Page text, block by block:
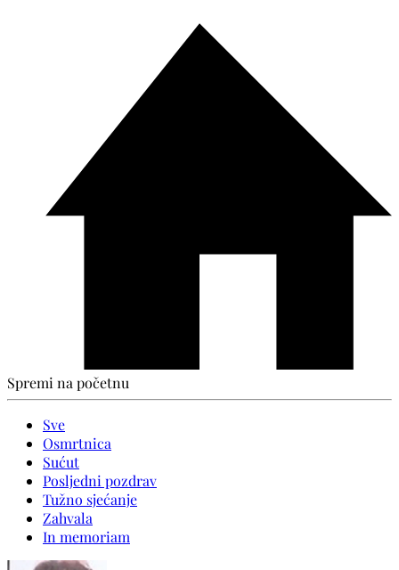
Spremi na početnu
Sve
Osmrtnica
Sućut
Posljedni pozdrav
Tužno sjećanje
Zahvala
In memoriam